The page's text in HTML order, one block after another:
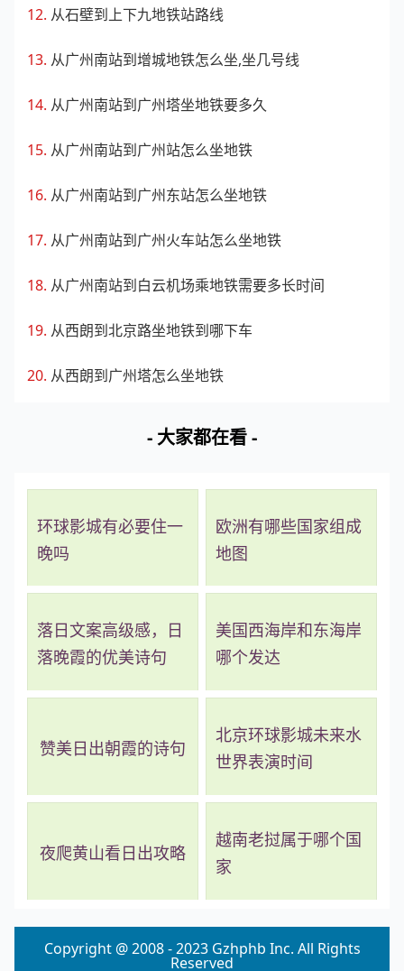
从石壁到上下九地铁站路线
从广州南站到增城地铁怎么坐,坐几号线
从广州南站到广州塔坐地铁要多久
从广州南站到广州站怎么坐地铁
从广州南站到广州东站怎么坐地铁
从广州南站到广州火车站怎么坐地铁
从广州南站到白云机场乘地铁需要多长时间
从西朗到北京路坐地铁到哪下车
从西朗到广州塔怎么坐地铁
- 大家都在看 -
环球影城有必要住一
晚吗
欧洲有哪些国家组成
地图
落日文案高级感，日
落晚霞的优美诗句
美国西海岸和东海岸
哪个发达
赞美日出朝霞的诗句
北京环球影城未来水
世界表演时间
夜爬黄山看日出攻略
越南老挝属于哪个国
家
Copyright @ 2008 - 2023 Gzhphb Inc. All Rights
Reserved